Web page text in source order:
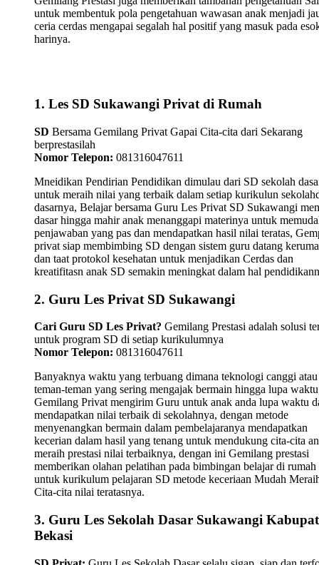
untuk membentuk pola pengetahuan wawasan anak menjadi
ceria cerdas mengapai segalah hal positif yang masuk pada
harinya.
1. Les SD Sukawangi Privat di Rumah
SD Bersama Gemilang Privat Gapai Cita-cita dari Sekarang
berprestasilah
Nomor Telepon: 081316047611
Mneidikan Pendirian Pendidikan dimulau dari SD sekolah
untuk meraih nilai yang terbaik dalam setiap kurikulun
dasarnya, Belajar bersama Guru Les Privat SD Sukawangi
dasar hingga mahir anak menanggapi materinya untuk
penjawaban yang pas dan mendapatkan hasil nilai teratas,
privat siap membimbing SD dengan sistem guru datang
dan taat protokol kesehatan untuk menjadikan Cerdas dan
kreatifitasn anak SD semakin meningkat dalam hal
2. Guru Les Privat SD Sukawangi
Cari Guru SD Les Privat? Gemilang Prestasi adalah solusi
untuk program SD di setiap kurikulumnya
Nomor Telepon: 081316047611
Banyaknya waktu yang terbuang dimana teknologi canggi atau
teman-teman yang sering mengajak bermain hingga lupa
Gemilang Privat mengirim Guru untuk anak anda lupa waktu
mendapatkan nilai terbaik di sekolahnya, dengan metode
menyenangkan bermain dalam pembelajaranya mendapatkan
kecerian dalam hasil yang tenang untuk mendukung cita-cita
meraih prestasi nilai terbaiknya, dengan ini Gemilang prestasi
memberikan olahan pelatihan pada bimbingan belajar di rumah
untuk kurikulum pelajaran SD metode keceriaan Mudah
Cita-cita nilai teratasnya.
3. Guru Les Sekolah Dasar Sukawangi
Bekasi